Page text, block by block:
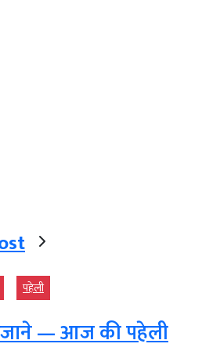
पहेली
जाने — आज की पहेली